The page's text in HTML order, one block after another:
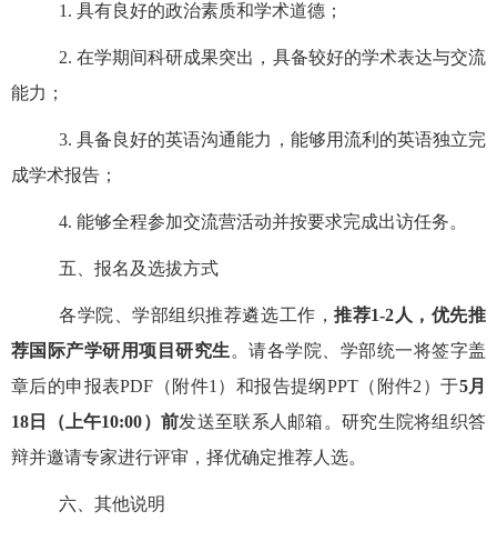
1. 具有良好的政治素质和学术道德；
2.在学期间科研成果突出，具备较好的学术表达与交流
能力；
3.具备良好的英语沟通能力，能够用流利的英语独立完
成学术报告；
4. 能够全程参加交流营活动并按要求完成出访任务。
五、报名及选拔方式
各学院、学部组织推荐遴选工作，推荐1-2 人，优先推
荐国际产学研用项目研究生 。请各学院、学部统一将签字盖
章后的申报表PDF （附件1 ）和报告提纲PPT（附件2 ）于5月
18 日（上午10:00）前发送至联系人邮箱。研究生院将组织答
辩并邀请专家进行评审，择优确定推荐人选。
六、其他说明